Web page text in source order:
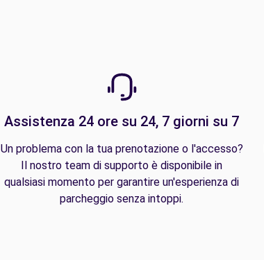
Assistenza 24 ore su 24, 7 giorni su 7
Un problema con la tua prenotazione o l'accesso?
Il nostro team di supporto è disponibile in
qualsiasi momento per garantire un'esperienza di
parcheggio senza intoppi.